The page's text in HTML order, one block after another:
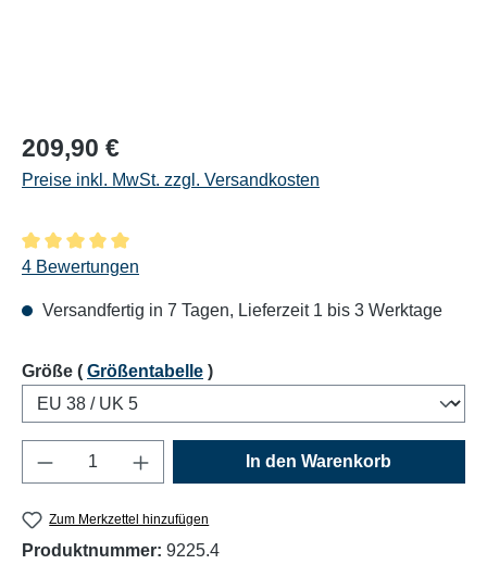
Regulärer Preis:
209,90 €
Preise inkl. MwSt. zzgl. Versandkosten
Durchschnittliche Bewertung von 5 von 5 Sternen
4 Bewertungen
Versandfertig in 7 Tagen, Lieferzeit 1 bis 3 Werktage
Größeauswählen
( Größentabelle )
Produkt Anzahl: Gib den gewünschten
In den Warenkorb
Zum Merkzettel hinzufügen
Produktnummer: 9225.4